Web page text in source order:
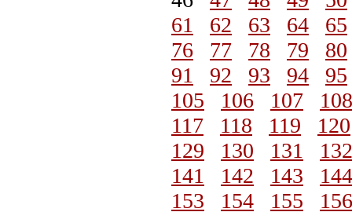
61
62 63 64
65
76
77 78 79
80
91
92 93 94
95
105
106 107
108
117
118 119
120
129
130 131
132
141
142 143
144
153
154 155
156